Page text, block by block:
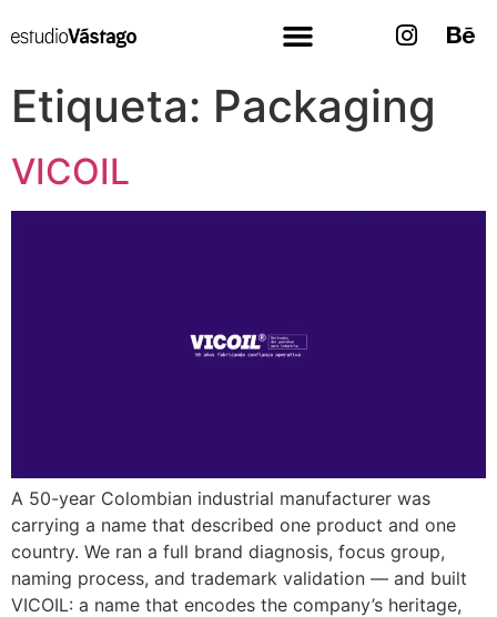
Etiqueta: Packaging
VICOIL
A 50-year Colombian industrial manufacturer was
carrying a name that described one product and one
country. We ran a full brand diagnosis, focus group,
naming process, and trademark validation — and built
VICOIL: a name that encodes the company’s heritage,